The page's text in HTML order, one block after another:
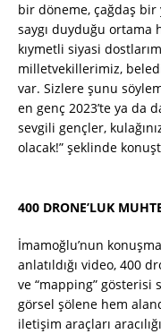
bir döneme, çağdaş
saygı duyduğu ortama
kıymetli siyasi
milletvekillerimiz,
var. Sizlere şunu
en genç 2023’te ya da
sevgili gençler,
olacak!” şeklinde
400 DRONE’LUK
İmamoğlu’nun
anlatıldığı video, 400
ve “mapping”
görsel şölene hem
iletişim araçları